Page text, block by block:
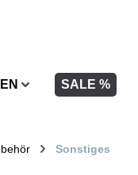
SALE %
Sonstiges